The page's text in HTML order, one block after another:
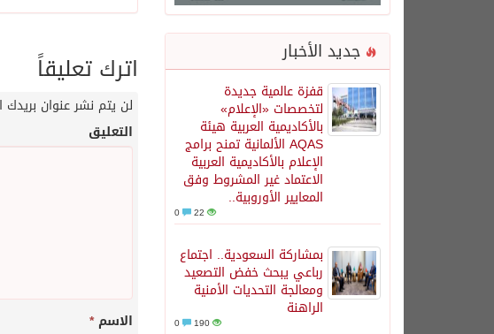
جديد الأخبار
قفزة عالمية جديدة
لتخصصات «الإعلام»
بالأكاديمية العربية هيئة
AQAS الألمانية تمنح برامج
الإعلام بالأكاديمية العربية
الاعتماد غير المشروط وفق
المعايير الأوروبية..
22
بمشاركة السعودية.. اجتماع
رباعي يبحث خفض التصعيد
ومعالجة التحديات الأمنية
الراهنة
190
اترك تعليقاً
لن يتم نشر عنوان بريدك
التعليق
الاسم*